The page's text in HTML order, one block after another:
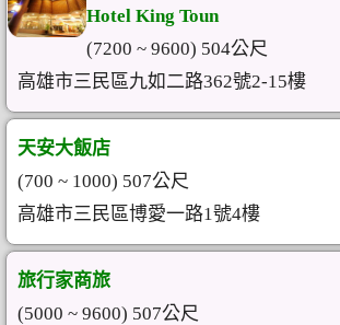
Hotel King Toun
(7200 ~ 9600) 504公尺
高雄市三民區九如二路362號2-15樓
天安大飯店
(700 ~ 1000) 507公尺
高雄市三民區博愛一路1號4樓
旅行家商旅
(5000 ~ 9600) 507公尺